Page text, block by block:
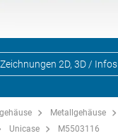
Zeichnungen 2D, 3D / Infos
Metallgehäuse
Unicase M5503116